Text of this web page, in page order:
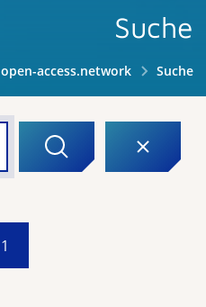
Suche
open-access.network Suche
1